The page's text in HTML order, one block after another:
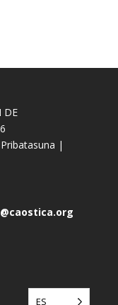
DE
|
ES